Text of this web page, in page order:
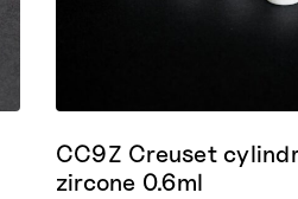
CC9Z Creuset
zircone 0.6ml